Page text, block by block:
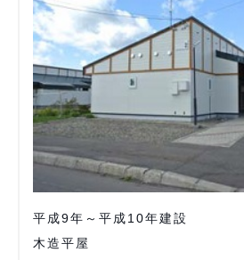
平成9年～平成10年建設
木造平屋